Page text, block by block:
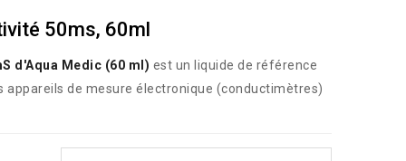
50ms, 60ml
d'Aqua Medic (60 ml) est un liquide de référence
appareils de mesure électronique (conductimètres)